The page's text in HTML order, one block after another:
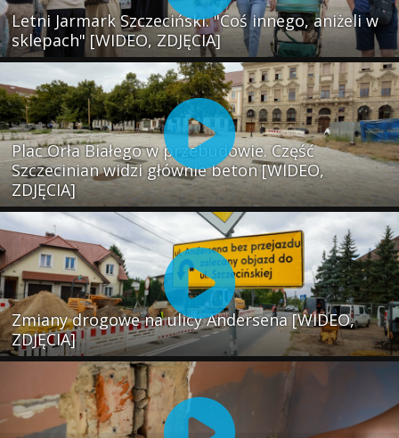
Letni Jarmark Szczeciński. "Coś innego, aniżeli w
sklepach" [WIDEO, ZDJĘCIA]
Plac Orła Białego w przebudowie. Część
Szczecinian widzi głównie beton [WIDEO,
ZDJĘCIA]
Zmiany drogowe na ulicy Andersena [WIDEO,
ZDJĘCIA]